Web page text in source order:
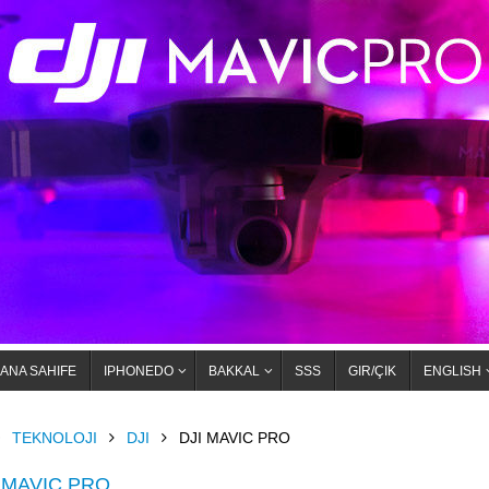
ANA SAHIFE IPHONEDO BAKKAL SSS GIR/ÇIK ENGLISH
TEKNOLOJI DJI DJI MAVIC PRO
PRO